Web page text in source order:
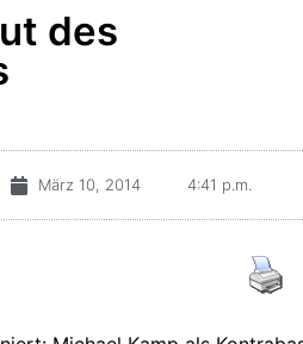
des
März 10, 2014 4:41 p.m.